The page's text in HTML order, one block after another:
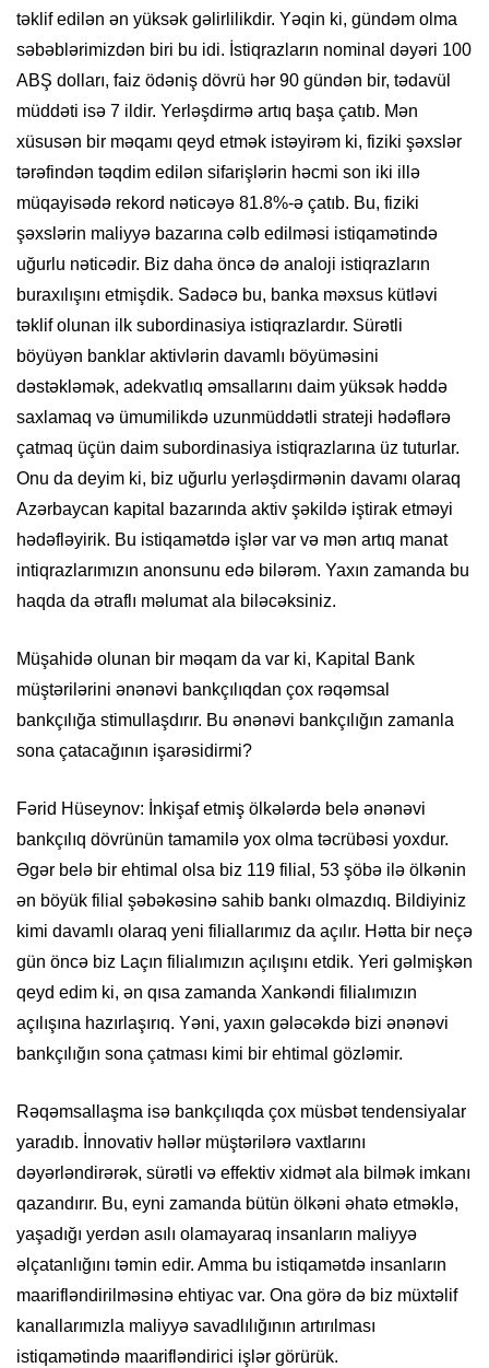
təklif edilən ən yüksək gəlirlilikdir. Yəqin ki, gündəm olma
səbəblərimizdən biri bu idi. İstiqrazların nominal dəyəri 100
ABŞ dolları, faiz ödəniş dövrü hər 90 gündən bir, tədavül
müddəti isə 7 ildir. Yerləşdirmə artıq başa çatıb. Mən
xüsusən bir məqamı qeyd etmək istəyirəm ki, fiziki şəxslər
tərəfindən təqdim edilən sifarişlərin həcmi son iki illə
müqayisədə rekord nəticəyə 81.8%-ə çatıb. Bu, fiziki
şəxslərin maliyyə bazarına cəlb edilməsi istiqamətində
uğurlu nəticədir. Biz daha öncə də analoji istiqrazların
buraxılışını etmişdik. Sadəcə bu, banka məxsus kütləvi
təklif olunan ilk subordinasiya istiqrazlardır. Sürətli
böyüyən banklar aktivlərin davamlı böyüməsini
dəstəkləmək, adekvatlıq əmsallarını daim yüksək həddə
saxlamaq və ümumilikdə uzunmüddətli strateji hədəflərə
çatmaq üçün daim subordinasiya istiqrazlarına üz tuturlar.
Onu da deyim ki, biz uğurlu yerləşdirmənin davamı olaraq
Azərbaycan kapital bazarında aktiv şəkildə iştirak etməyi
hədəfləyirik. Bu istiqamətdə işlər var və mən artıq manat
intiqrazlarımızın anonsunu edə bilərəm. Yaxın zamanda bu
haqda da ətraflı məlumat ala biləcəksiniz.
Müşahidə olunan bir məqam da var ki, Kapital Bank
müştərilərini ənənəvi bankçılıqdan çox rəqəmsal
bankçılığa stimullaşdırır. Bu ənənəvi bankçılığın zamanla
sona çatacağının işarəsidirmi?
Fərid Hüseynov: İnkişaf etmiş ölkələrdə belə ənənəvi
bankçılıq dövrünün tamamilə yox olma təcrübəsi yoxdur.
Əgər belə bir ehtimal olsa biz 119 filial, 53 şöbə ilə ölkənin
ən böyük filial şəbəkəsinə sahib bankı olmazdıq. Bildiyiniz
kimi davamlı olaraq yeni filiallarımız da açılır. Hətta bir neçə
gün öncə biz Laçın filialımızın açılışını etdik. Yeri gəlmişkən
qeyd edim ki, ən qısa zamanda Xankəndi filialımızın
açılışına hazırlaşırıq. Yəni, yaxın gələcəkdə bizi ənənəvi
bankçılığın sona çatması kimi bir ehtimal gözləmir.
Rəqəmsallaşma isə bankçılıqda çox müsbət tendensiyalar
yaradıb. İnnovativ həllər müştərilərə vaxtlarını
dəyərləndirərək, sürətli və effektiv xidmət ala bilmək imkanı
qazandırır. Bu, eyni zamanda bütün ölkəni əhatə etməklə,
yaşadığı yerdən asılı olamayaraq insanların maliyyə
əlçatanlığını təmin edir. Amma bu istiqamətdə insanların
maarifləndirilməsinə ehtiyac var. Ona görə də biz müxtəlif
kanallarımızla maliyyə savadlılığının artırılması
istiqamətində maarifləndirici işlər görürük.